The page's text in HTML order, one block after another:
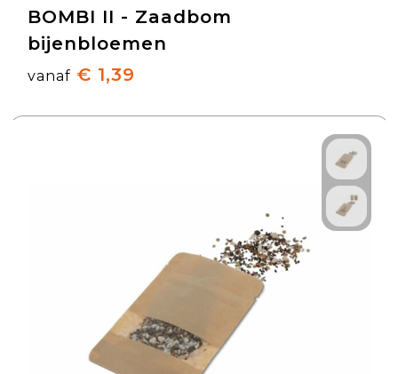
BOMBI II - Zaadbom
bijenbloemen
vanaf € 1,39